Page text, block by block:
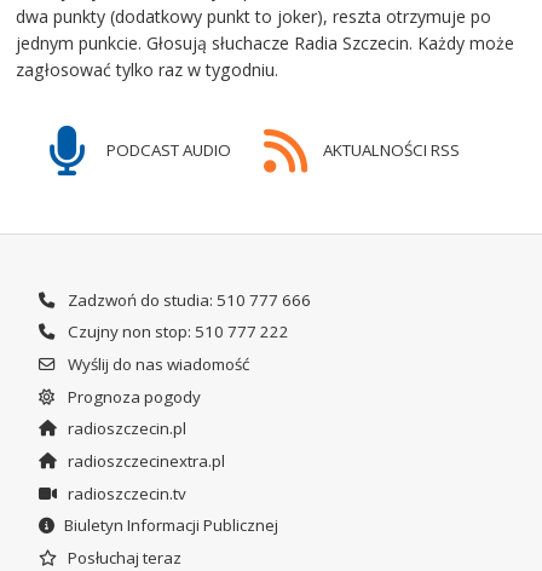
dwa punkty (dodatkowy punkt to joker), reszta otrzymuje po
jednym punkcie. Głosują słuchacze Radia Szczecin. Każdy może
zagłosować tylko raz w tygodniu.
PODCAST AUDIO AKTUALNOŚCI RSS
Zadzwoń do studia: 510 777 666
Czujny non stop: 510 777 222
Wyślij do nas wiadomość
Prognoza pogody
radioszczecin.pl
radioszczecinextra.pl
radioszczecin.tv
Biuletyn Informacji Publicznej
Posłuchaj teraz